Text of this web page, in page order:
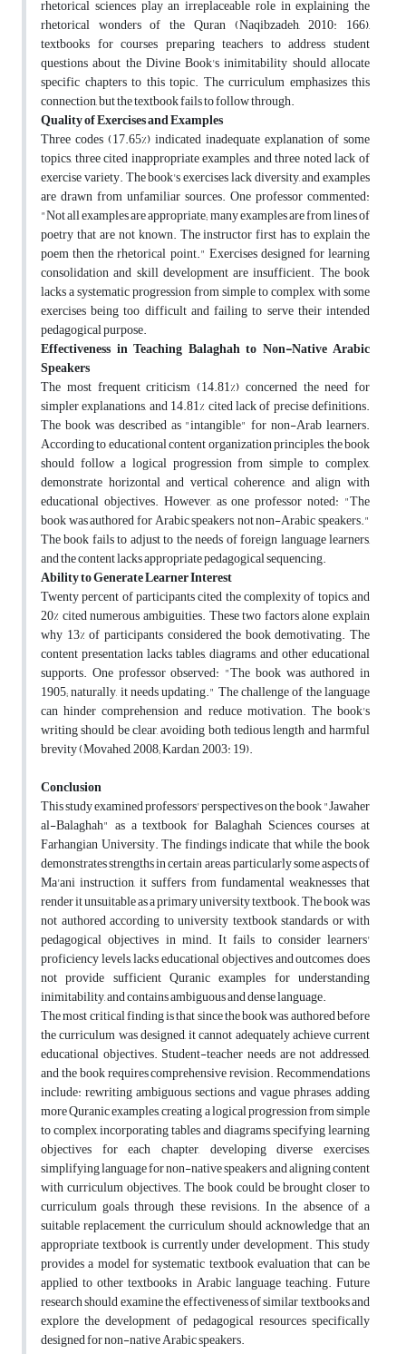
rhetorical sciences play an irreplaceable role in explaining the
rhetorical wonders of the Quran (Naqibzadeh, 2010: 166),
textbooks for courses preparing teachers to address student
questions about the Divine Book's inimitability should allocate
specific chapters to this topic. The curriculum emphasizes this
connection, but the textbook fails to follow through.
Quality of Exercises and Examples
Three codes (17.65%) indicated inadequate explanation of some
topics, three cited inappropriate examples, and three noted lack of
exercise variety. The book's exercises lack diversity, and examples
are drawn from unfamiliar sources. One professor commented:
"Not all examples are appropriate; many examples are from lines of
poetry that are not known. The instructor first has to explain the
poem then the rhetorical point." Exercises designed for learning
consolidation and skill development are insufficient. The book
lacks a systematic progression from simple to complex, with some
exercises being too difficult and failing to serve their intended
pedagogical purpose.
Effectiveness in Teaching Balaghah to Non-Native Arabic
Speakers
The most frequent criticism (14.81%) concerned the need for
simpler explanations, and 14.81% cited lack of precise definitions.
The book was described as "intangible" for non-Arab learners.
According to educational content organization principles, the book
should follow a logical progression from simple to complex,
demonstrate horizontal and vertical coherence, and align with
educational objectives. However, as one professor noted: "The
book was authored for Arabic speakers, not non-Arabic speakers."
The book fails to adjust to the needs of foreign language learners,
and the content lacks appropriate pedagogical sequencing.
Ability to Generate Learner Interest
Twenty percent of participants cited the complexity of topics, and
20% cited numerous ambiguities. These two factors alone explain
why 13% of participants considered the book demotivating. The
content presentation lacks tables, diagrams, and other educational
supports. One professor observed: "The book was authored in
1905; naturally, it needs updating." The challenge of the language
can hinder comprehension and reduce motivation. The book's
writing should be clear, avoiding both tedious length and harmful
brevity (Movahed, 2008; Kardan, 2003: 19).
Conclusion
This study examined professors' perspectives on the book "Jawaher
al-Balaghah" as a textbook for Balaghah Sciences courses at
Farhangian University. The findings indicate that while the book
demonstrates strengths in certain areas, particularly some aspects of
Ma'ani instruction, it suffers from fundamental weaknesses that
render it unsuitable as a primary university textbook. The book was
not authored according to university textbook standards or with
pedagogical objectives in mind. It fails to consider learners'
proficiency levels, lacks educational objectives and outcomes, does
not provide sufficient Quranic examples for understanding
inimitability, and contains ambiguous and dense language.
The most critical finding is that since the book was authored before
the curriculum was designed, it cannot adequately achieve current
educational objectives. Student-teacher needs are not addressed,
and the book requires comprehensive revision. Recommendations
include: rewriting ambiguous sections and vague phrases, adding
more Quranic examples, creating a logical progression from simple
to complex, incorporating tables and diagrams, specifying learning
objectives for each chapter, developing diverse exercises,
simplifying language for non-native speakers, and aligning content
with curriculum objectives. The book could be brought closer to
curriculum goals through these revisions. In the absence of a
suitable replacement, the curriculum should acknowledge that an
appropriate textbook is currently under development. This study
provides a model for systematic textbook evaluation that can be
applied to other textbooks in Arabic language teaching. Future
research should examine the effectiveness of similar textbooks and
explore the development of pedagogical resources specifically
designed for non-native Arabic speakers.